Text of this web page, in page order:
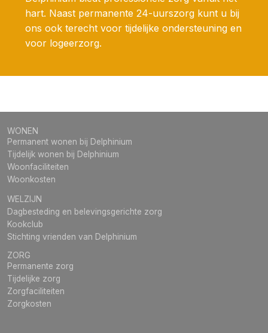
hart. Naast permanente 24-uurszorg kunt u bij
ons ook terecht voor tijdelijke ondersteuning en
voor logeerzorg.
WONEN
Permanent wonen bij Delphinium
Tijdelijk wonen bij Delphinium
Woonfaciliteiten
Woonkosten
WELZIJN
Dagbesteding en belevingsgerichte zorg
Kookclub
Stichting vrienden van Delphinium
ZORG
Permanente zorg
Tijdelijke zorg
Zorgfaciliteiten
Zorgkosten